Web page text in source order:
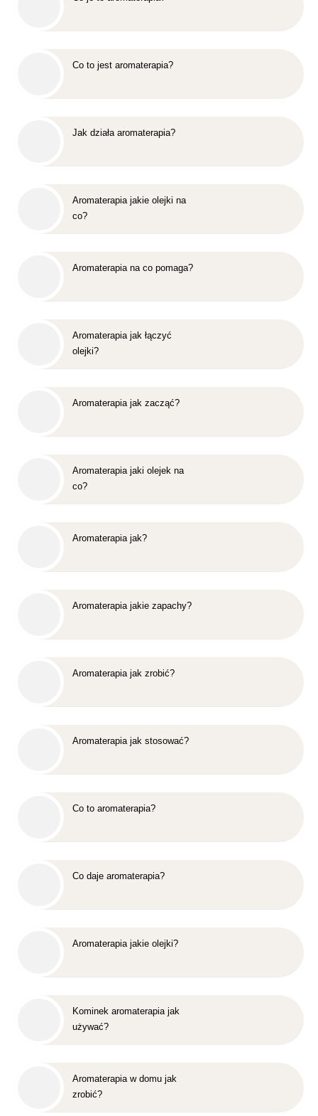
Co to jest aromaterapia?
Jak działa aromaterapia?
Aromaterapia jakie olejki na
co?
Aromaterapia na co pomaga?
Aromaterapia jak łączyć
olejki?
Aromaterapia jak zacząć?
Aromaterapia jaki olejek na
co?
Aromaterapia jak?
Aromaterapia jakie zapachy?
Aromaterapia jak zrobić?
Aromaterapia jak stosować?
Co to aromaterapia?
Co daje aromaterapia?
Aromaterapia jakie olejki?
Kominek aromaterapia jak
używać?
Aromaterapia w domu jak
zrobić?